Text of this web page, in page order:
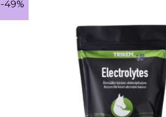
Sale!
-49%
-49%
kuni